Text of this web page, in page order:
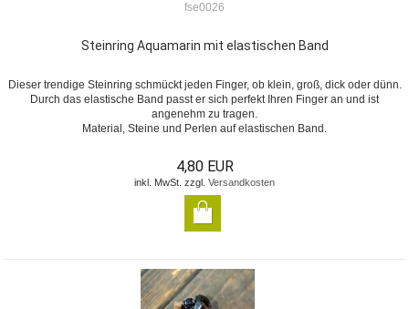
fse0026
Steinring Aquamarin mit elastischen Band
Dieser trendige Steinring schmückt jeden Finger, ob klein, groß, dick oder dünn.
Durch das elastische Band passt er sich perfekt Ihren Finger an und ist
angenehm zu tragen.
Material, Steine und Perlen auf elastischen Band.
4,80 EUR
inkl. MwSt. zzgl. Versandkosten